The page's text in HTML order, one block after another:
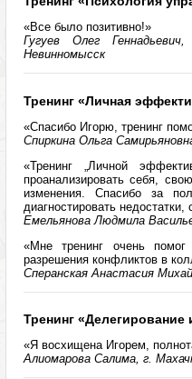
«Все было позитивно!»
Гугуев Олег
Невинномысск
Тренинг «Личная
«Спасибо Игорю, тренинг
Спиркина Ольга
«Тренинг „Личной
проанализировать себя,
изменения. Спасибо за
диагностировать
Емельянова Людмила
«Мне тренинг очень помог
разрешения конфликтов в
Сперанская Анастасия
Тренинг «Делегирование
«Я восхищена Игорем,
Алиомарова Салима, г.